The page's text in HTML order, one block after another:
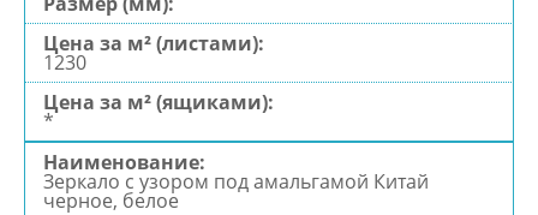
1230
*
Зеркало с узором под амальгамой Китай
черное, белое